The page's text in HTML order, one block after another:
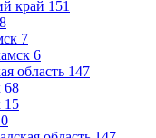
край 151
7
6
область 147
68
15